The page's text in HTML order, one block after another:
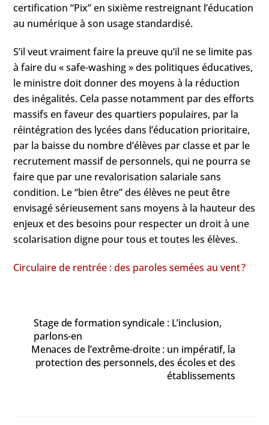
certification “Pix” en sixième restreignant l’éducation
au numérique à son usage standardisé.
S’il veut vraiment faire la preuve qu’il ne se limite pas
à faire du « safe-washing » des politiques éducatives,
le ministre doit donner des moyens à la réduction
des inégalités. Cela passe notamment par des efforts
massifs en faveur des quartiers populaires, par la
réintégration des lycées dans l’éducation prioritaire,
par la baisse du nombre d’élèves par classe et par le
recrutement massif de personnels, qui ne pourra se
faire que par une revalorisation salariale sans
condition. Le “bien être” des élèves ne peut être
envisagé sérieusement sans moyens à la hauteur des
enjeux et des besoins pour respecter un droit à une
scolarisation digne pour tous et toutes les élèves.
Circulaire de rentrée : des paroles semées au vent ?
Stage de formation syndicale : L’inclusion,
parlons-en
Menaces de l’extrême-droite : un impératif, la
protection des personnels, des écoles et des
établissements